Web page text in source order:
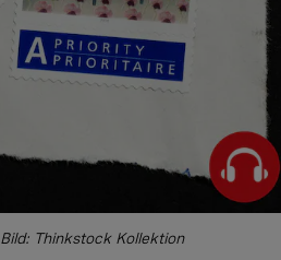
Bild: Thinkstock Kollektion